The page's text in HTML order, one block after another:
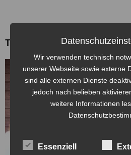
Themen: Zusammenschnitt
Wir verwenden technisch
unserer Webseite sowie externe
sind alle externen Dienste
jedoch nach belieben
weitere Informationen
Essenziell